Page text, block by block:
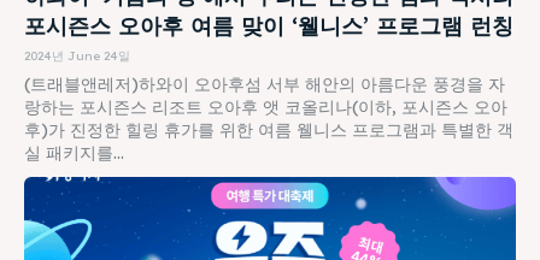
포시즌스 오아후 여름 맞이 ‘웰니스’ 프로그램 런칭
2024년 June 24일
(트래블앤레저)하와이 오아후섬 서부 해안의 아름다운 풍경을 자
랑하는 포시즌스 리조트 오아후 앳 코올리나(이하, 포시즌스 오아
후)가 진정한 힐링 휴가를 위한 여름 웰니스 프로그램과 특별한 객
실 패키지를...